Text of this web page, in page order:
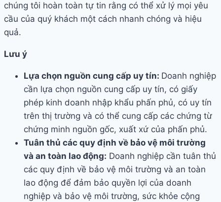
chúng tôi hoàn toàn tự tin rằng có thể xử lý mọi yêu
cầu của quý khách một cách nhanh chóng và hiệu
quả.
Lưu ý
Lựa chọn nguồn cung cấp uy tín: Doanh nghiệp
cần lựa chọn nguồn cung cấp uy tín, có giấy
phép kinh doanh nhập khẩu phấn phủ, có uy tín
trên thị trường và có thể cung cấp các chứng từ
chứng minh nguồn gốc, xuất xứ của phấn phủ.
Tuân thủ các quy định về bảo vệ môi trường
và an toàn lao động: Doanh nghiệp cần tuân thủ
các quy định về bảo vệ môi trường và an toàn
lao động để đảm bảo quyền lợi của doanh
nghiệp và bảo vệ môi trường, sức khỏe cộng